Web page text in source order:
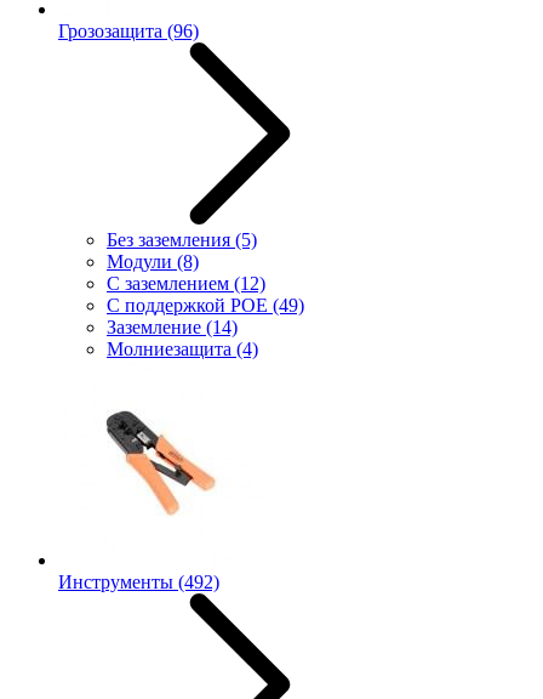
Грозозащита (96)
Без заземления (5)
Модули (8)
С заземлением (12)
С поддержкой POE (49)
Заземление (14)
Молниезащита (4)
Инструменты (492)